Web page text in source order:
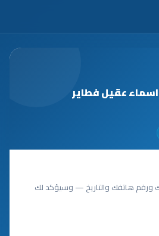
اسماء عقيل فطاير
ورقم هاتفك والتاريخ — وسيؤكد لك